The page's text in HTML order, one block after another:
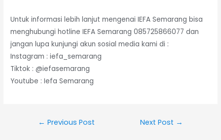
Untuk informasi lebih lanjut mengenai IEFA Semarang bisa
menghubungi hotline IEFA Semarang 085725866077 dan
jangan lupa kunjungi akun sosial media kami di :
Instagram : iefa_semarang
Tiktok : @iefasemarang
Youtube : Iefa Semarang
← Previous Post Next Post →